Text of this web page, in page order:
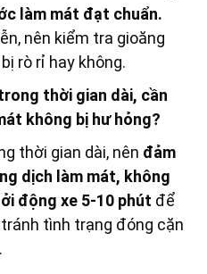
làm mát đạt chuẩn.
nên kiểm tra gioăng
rò rỉ hay không.
thời gian dài, cần
không bị hư hỏng?
thời gian dài, nên đảm
dịch làm mát, không
động xe 5-10 phút để
tình trạng đóng cặn